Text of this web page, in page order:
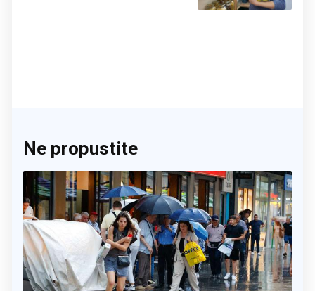
Ne propustite